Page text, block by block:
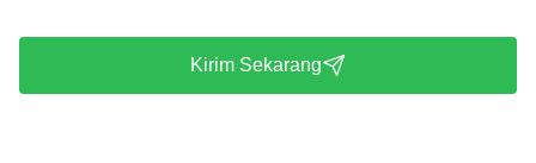
Kirim Sekarang